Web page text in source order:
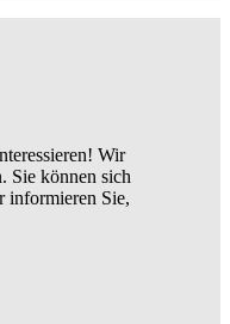
Wir
Sie können sich
informieren Sie,